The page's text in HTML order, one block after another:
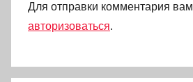
Для отправки комментария
авторизоваться.